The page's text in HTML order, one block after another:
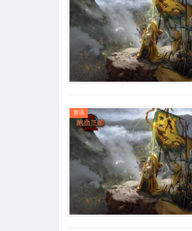
资讯